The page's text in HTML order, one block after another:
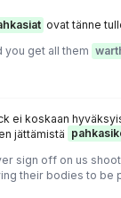
ovat tänne
you get all them
ei koskaan
jättämistä
sign off on us
their bodies to be